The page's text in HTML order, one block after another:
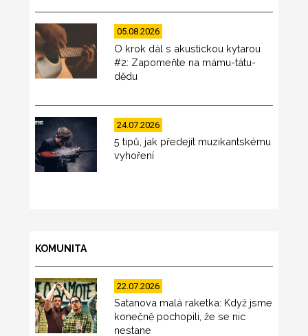
05.08.2026
O krok dál s akustickou kytarou
#2: Zapomeňte na mámu-tátu-
dědu
24.07.2026
5 tipů, jak předejít muzikantskému
vyhoření
KOMUNITA
22.07.2026
Satanova malá raketka: Když jsme
konečně pochopili, že se nic
nestane